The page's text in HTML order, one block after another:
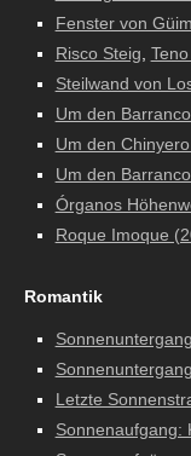
Fenster von
Risco Steig,
Steilwand von
Um den
Um den
Um den
Órganos
Roque Imoque
Romantik
Letzte
Sonnenaufgang: